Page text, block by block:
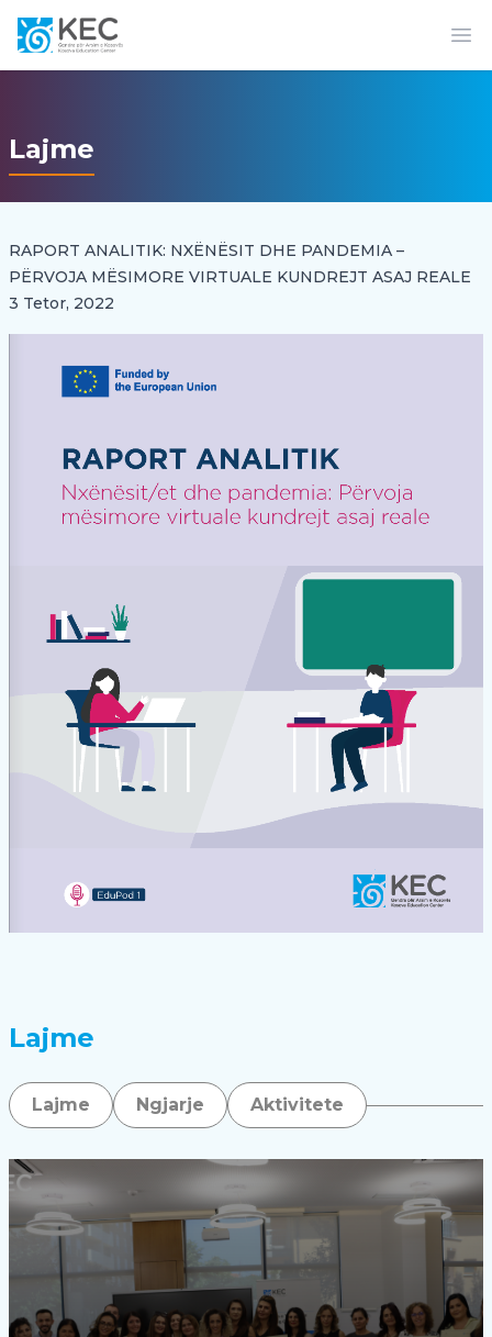
Lajme
RAPORT ANALITIK: NXËNËSIT DHE PANDEMIA –
PËRVOJA MËSIMORE VIRTUALE KUNDREJT ASAJ REALE
3 Tetor, 2022
Lajme
Lajme Ngjarje Aktivitete